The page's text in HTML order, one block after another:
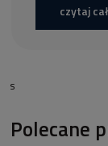
czytaj
s
Polecane